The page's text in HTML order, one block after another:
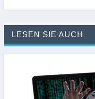
LESEN SIE AUCH